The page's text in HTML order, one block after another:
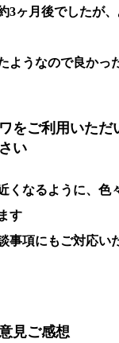
3ヶ月後でしたが
ようなので良かっ
をご利用いただ
い
くなるように、色
す
事項にもご対応い
見ご感想